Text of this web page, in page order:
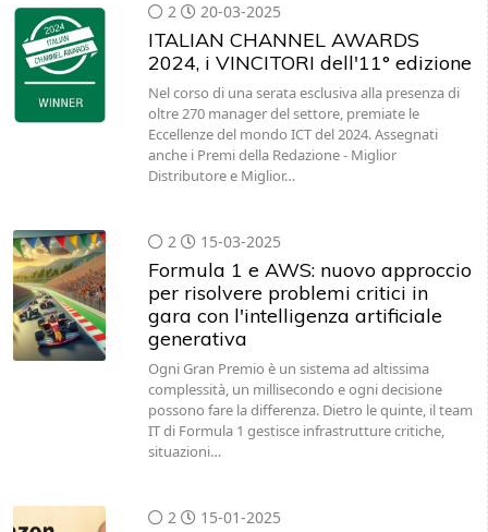
2 20-03-2025
ITALIAN CHANNEL AWARDS
2024, i VINCITORI dell'11° edizione
Nel corso di una serata esclusiva alla presenza di
oltre 270 manager del settore, premiate le
Eccellenze del mondo ICT del 2024. Assegnati
anche i Premi della Redazione - Miglior
Distributore e Miglior…
2 15-03-2025
Formula 1 e AWS: nuovo approccio
per risolvere problemi critici in
gara con l'intelligenza artificiale
generativa
Ogni Gran Premio è un sistema ad altissima
complessità, un millisecondo e ogni decisione
possono fare la differenza. Dietro le quinte, il team
IT di Formula 1 gestisce infrastrutture critiche,
situazioni…
2 15-01-2025